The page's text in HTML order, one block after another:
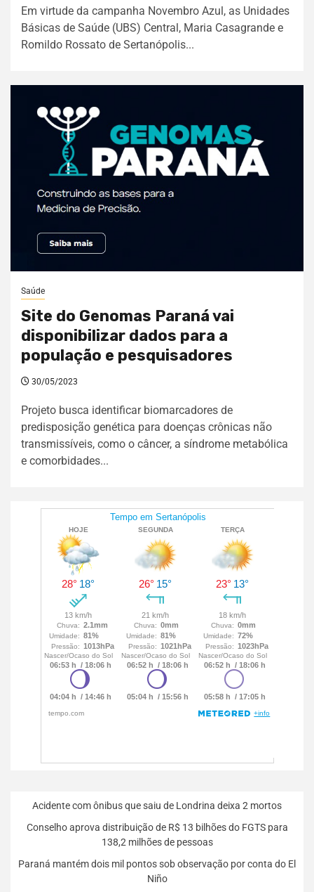
Em virtude da campanha Novembro Azul, as Unidades
Básicas de Saúde (UBS) Central, Maria Casagrande e
Romildo Rossato de Sertanópolis...
Saúde
Site do Genomas Paraná vai
disponibilizar dados para a
população e pesquisadores
30/05/2023
Projeto busca identificar biomarcadores de
predisposição genética para doenças crônicas não
transmissíveis, como o câncer, a síndrome metabólica
e comorbidades...
Acidente com ônibus que saiu de Londrina deixa 2 mortos
Conselho aprova distribuição de R$ 13 bilhões do FGTS para
138,2 milhões de pessoas
Paraná mantém dois mil pontos sob observação por conta do El
Niño